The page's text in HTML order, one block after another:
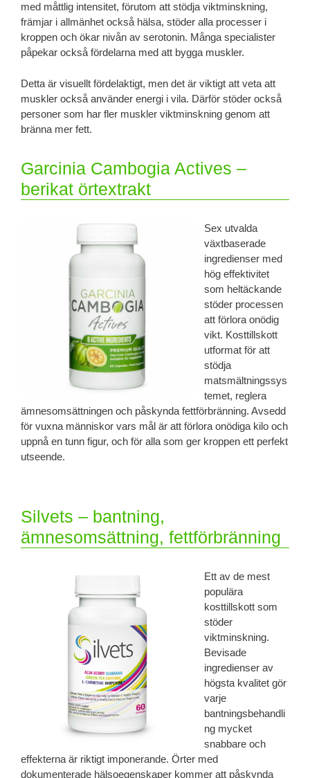
med måttlig intensitet, förutom att stödja viktminskning,
främjar i allmänhet också hälsa, stöder alla processer i
kroppen och ökar nivån av serotonin. Många specialister
påpekar också fördelarna med att bygga muskler.
Detta är visuellt fördelaktigt, men det är viktigt att veta att
muskler också använder energi i vila. Därför stöder också
personer som har fler muskler viktminskning genom att
bränna mer fett.
Garcinia Cambogia Actives –
berikat örtextrakt
Sex utvalda
växtbaserade
ingredienser med
hög effektivitet
som heltäckande
stöder processen
att förlora onödig
vikt. Kosttillskott
utformat för att
stödja
matsmältningssys
temet, reglera
ämnesomsättningen och påskynda fettförbränning. Avsedd
för vuxna människor vars mål är att förlora onödiga kilo och
uppnå en tunn figur, och för alla som ger kroppen ett perfekt
utseende.
Silvets – bantning,
ämnesomsättning, fettförbränning
Ett av de mest
populära
kosttillskott som
stöder
viktminskning.
Bevisade
ingredienser av
högsta kvalitet gör
varje
bantningsbehandli
ng mycket
snabbare och
effekterna är riktigt imponerande. Örter med
dokumenterade hälsoegenskaper kommer att påskynda